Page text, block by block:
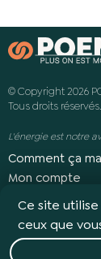
Ce site
ceux que
© Copyright 2026
Tous droits réservés.
L'énergie est notre
Comment ça
Mon compte
Revue de presse